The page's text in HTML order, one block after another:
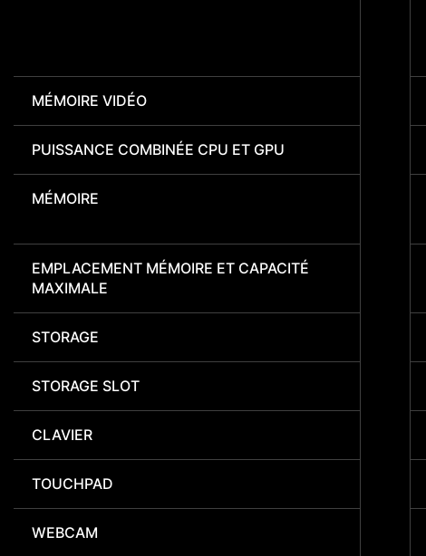
MÉMOIRE VIDÉO
PUISSANCE COMBINÉE CPU ET GPU
MÉMOIRE
EMPLACEMENT MÉMOIRE ET CAPACITÉ
MAXIMALE
STORAGE
STORAGE SLOT
CLAVIER
TOUCHPAD
WEBCAM